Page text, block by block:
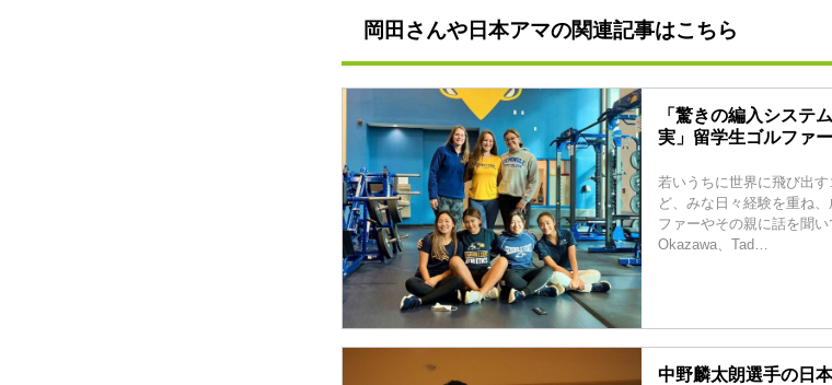
岡田さんや日本アマの関連記事はこちら
「驚きの編入システ
実」留学生ゴルファ
若いうちに世界に飛び出
ど、みな日々経験を重ね
ファーやその親に話を聞
Okazawa、Tad…
中野麟太朗選手の日